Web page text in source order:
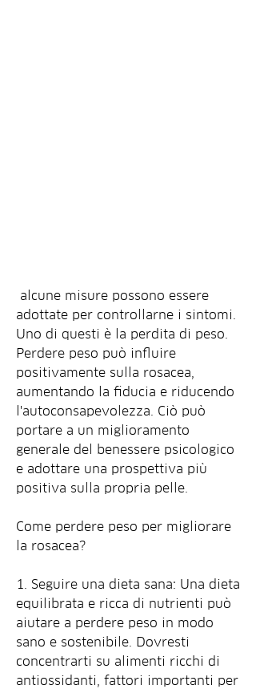
adottate per controllarne i sintomi.
Uno di questi è la perdita di peso.
Perdere peso può influire
positivamente sulla rosacea,
aumentando la fiducia e riducendo
l'autoconsapevolezza. Ciò può
portare a un miglioramento
generale del benessere psicologico
e adottare una prospettiva più
positiva sulla propria pelle.
Come perdere peso per migliorare
la rosacea?
1. Seguire una dieta sana: Una dieta
equilibrata e ricca di nutrienti può
aiutare a perdere peso in modo
sano e sostenibile. Dovresti
concentrarti su alimenti ricchi di
antiossidanti, fattori importanti per